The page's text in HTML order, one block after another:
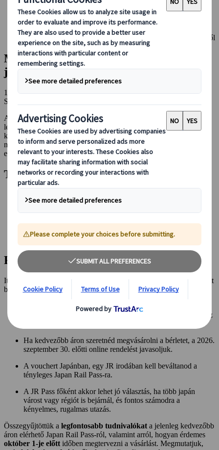
Japanspecialist
Blog
Japán felfedezése vonattal
Mindaz, amit 2026-ban tudni érdemes a japán vasútbérletekről
Mindaz, amit 2026-ban tudni érdemes a
japán vasútbérletekről
11 jún. 2026 (Frissített)
Szerkesztői válogatás
A Japan Rail Pass most kedvezőbb áron érhető el, így különösen jó
lehetőség azoknak, akik több várost vagy régiót is szeretnének
kényelmesen bejárni Japánban. Érdemes azonban időben rendelni,
mert 2026. október 1-jétől a 7, 14 és 21 napos standard, valamint
első osztályú bérletek ára is emelkedik.
Tartalom
Japan Rail Pass - mi változik 2026-ban?
Japan Rail Pass vásárlása az áremelés előtt
Megéri vasútbérletet vásárolni?
Összegzés
Gyakori kérdések
Főbb tudnivalók
Itt találod röviden összefoglalva a legfontosabb tudnivalókat, mielőtt
belevágnál a részletekbe.
A Japan Rail Pass most kedvezőbb áron érhető el, 2026.
október 1-jétől azonban várhatóan emelkedik a standard és az
Ha kedvezőbb áron szeretnéd megvásárolni a bérletet, a 2026.
szeptember 30. előtti online rendelést javasoljuk.
A vouchert Japánban, egy JR irodában kell beváltanod a
tényleges Japan Rail Pass-ra.
A JR Pass főként akkor lehet jó választás, ha több japán
várost vagy régiót is bejárnál, és fontos számodra a
kényelmes, rugalmas utazás.
Összegyűjtöttük a legfontosabb tudnivalókata jelenleg kedvezőbb
áron elérhető Japan Rail Pass-ról, valamint arról, hogyan érdemes
október 1-je előttidőben megtervezni a vásárlást. Megmutatjuk,